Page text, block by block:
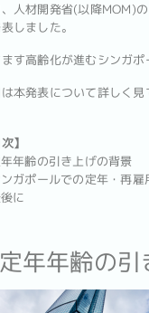
人材開発省(以降MOM)
しました。
す高齢化が進むシンガポ
本発表について詳しく
】
年齢の引き上げの背景
ガポールでの定年・再雇
に
年年齢の